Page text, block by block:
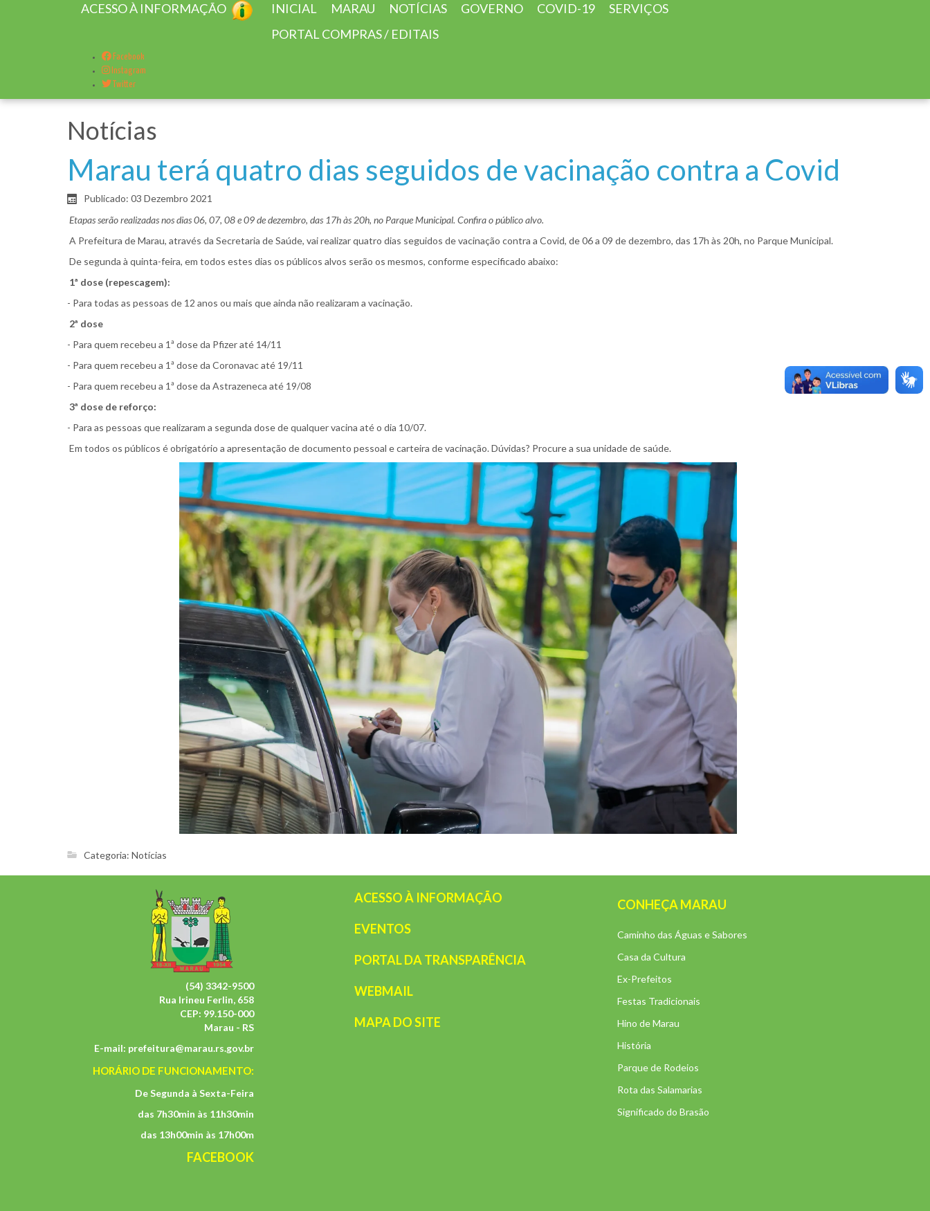
ACESSO À INFORMAÇÃO INICIAL MARAU NOTÍCIAS GOVERNO COVID-19
SERVIÇOS
PORTAL COMPRAS / EDITAIS
Facebook
Instagram
Twitter
Notícias
Marau terá quatro dias seguidos de vacinação contra a Covid
Publicado: 03 Dezembro 2021
Etapas serão realizadas nos dias 06, 07, 08 e 09 de dezembro, das 17h às 20h, no Parque Municipal. Confira o público alvo.
A Prefeitura de Marau, através da Secretaria de Saúde, vai realizar quatro dias seguidos de vacinação contra a Covid, de 06 a 09 de dezembro, das 17h às 20h, no Parque Municipal.
De segunda à quinta-feira, em todos estes dias os públicos alvos serão os mesmos, conforme especificado abaixo:
1ª dose (repescagem):
- Para todas as pessoas de 12 anos ou mais que ainda não realizaram a vacinação.
2ª dose
- Para quem recebeu a 1ª dose da Pfizer até 14/11
- Para quem recebeu a 1ª dose da Coronavac até 19/11
- Para quem recebeu a 1ª dose da Astrazeneca até 19/08
3ª dose de reforço:
- Para as pessoas que realizaram a segunda dose de qualquer vacina até o dia 10/07.
Em todos os públicos é obrigatório a apresentação de documento pessoal e carteira de vacinação. Dúvidas? Procure a sua unidade de saúde.
Categoria: Notícias
(54) 3342-9500
Rua Irineu Ferlin, 658
CEP: 99.150-000
Marau - RS
E-mail: prefeitura@marau.rs.gov.br
HORÁRIO DE FUNCIONAMENTO:
De Segunda à Sexta-Feira
das 7h30min às 11h30min
das 13h00min às 17h00m
FACEBOOK
ACESSO À INFORMAÇÃO
EVENTOS
PORTAL DA TRANSPARÊNCIA
WEBMAIL
MAPA DO SITE
CONHEÇA MARAU
Caminho das Águas e Sabores
Casa da Cultura
Ex-Prefeitos
Festas Tradicionais
Hino de Marau
História
Parque de Rodeios
Rota das Salamarias
Significado do Brasão